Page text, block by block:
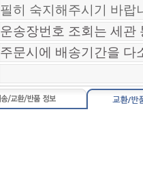
필히 숙지해주시기 바랍
운송장번호 조회는 세관
주문시에 배송기간을 다